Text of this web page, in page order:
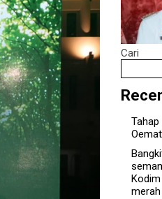
Cari
Tahap